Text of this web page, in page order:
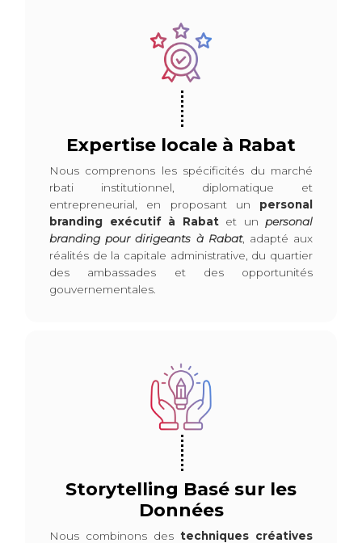
Expertise locale à Rabat
Nous comprenons les spécificités du marché
rbati institutionnel, diplomatique et
entrepreneurial, en proposant un personal
branding exécutif à Rabatet un personal
branding pour dirigeants à Rabat, adapté aux
réalités de la capitale administrative, du quartier
des ambassades et des opportunités
gouvernementales.
Storytelling Basé sur les
Données
Nous combinons des techniques créatives